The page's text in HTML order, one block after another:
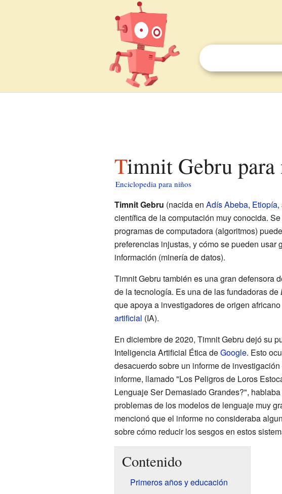
Timnit Gebru
Enciclopedia para niños
Timnit Gebru (nacida en Adís Abeba, Etiopía,
científica de la computación muy conocida.
programas de computadora (algoritmos)
preferencias injustas, y cómo se pueden usar
información (minería de datos).
Timnit Gebru también es una gran defensora
de la tecnología. Es una de las fundadoras de
que apoya a investigadores de origen
artificial (IA).
En diciembre de 2020, Timnit Gebru dejó su
Inteligencia Artificial Ética deGoogle. Esto
desacuerdo sobre un informe de
informe, llamado "Los Peligros de Loros
Lenguaje Ser Demasiado Grandes?",
problemas de los modelos de lenguaje muy
mencionó que el informe no consideraba
sobre cómo reducir los sesgos en estos
Contenido
Primeros años y educación